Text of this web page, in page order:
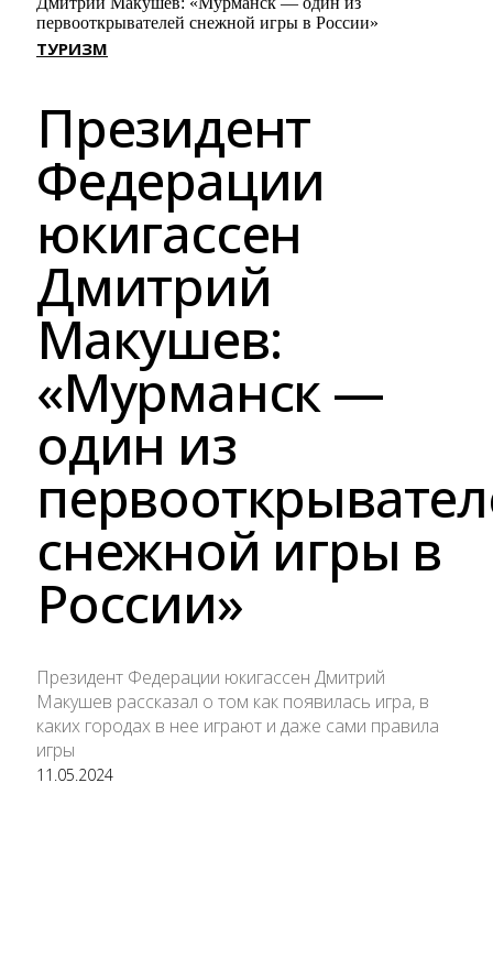
первооткрывателей снежной игры в России»
ТУРИЗМ
Президент
Федерации
юкигассен
Дмитрий
Макушев:
«Мурманск —
один из
снежной игры в
России»
Президент Федерации юкигассен Дмитрий
Макушев рассказал о том как появилась игра, в
каких городах в нее играют и даже сами правила
игры
11.05.2024